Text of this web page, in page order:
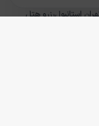
استانبولرزرو هتل